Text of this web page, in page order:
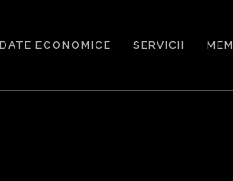
DATE ECONOMICE SERVICII